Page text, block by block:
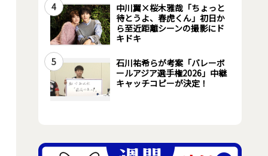
4
中川翼×桜木雅哉「ちょっと
待とうよ、春虎くん」初日か
ら至近距離シーンの撮影にド
キドキ
5
石川祐希らが考案「バレーボ
ールアジア選手権2026」中継
キャッチコピーが決定！